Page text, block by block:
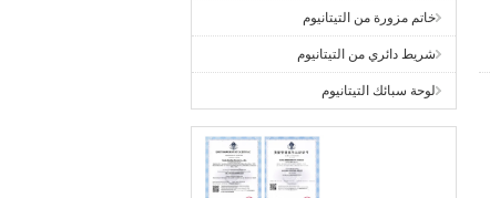
خاتم مزورة من التيتانيوم
شريط دائري من التيتانيوم
لوحة سبائك التيتانيوم